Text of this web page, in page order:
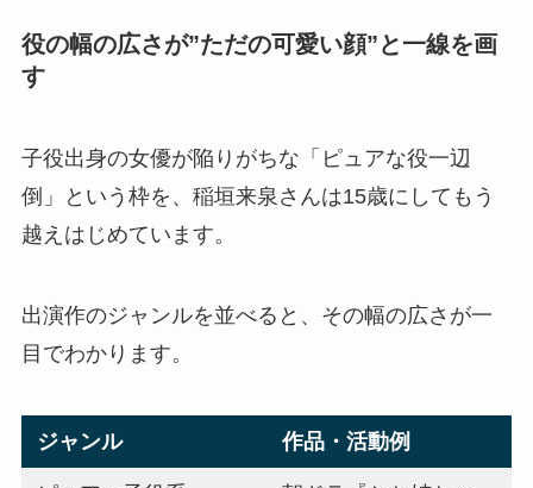
役の幅の広さが”ただの可愛い顔”と一線を画
す
子役出身の女優が陥りがちな「ピュアな役一辺
倒」という枠を、稲垣来泉さんは15歳にしてもう
越えはじめています。
出演作のジャンルを並べると、その幅の広さが一
目でわかります。
ジャンル 作品・活動例